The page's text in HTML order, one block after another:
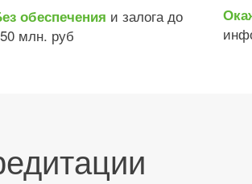
обеспечения и залога до
млн. руб